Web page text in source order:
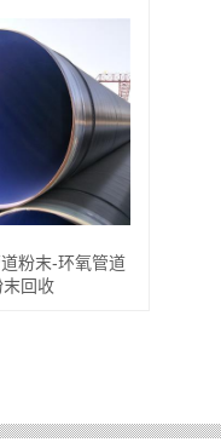
粉末-环氧管道
末回收